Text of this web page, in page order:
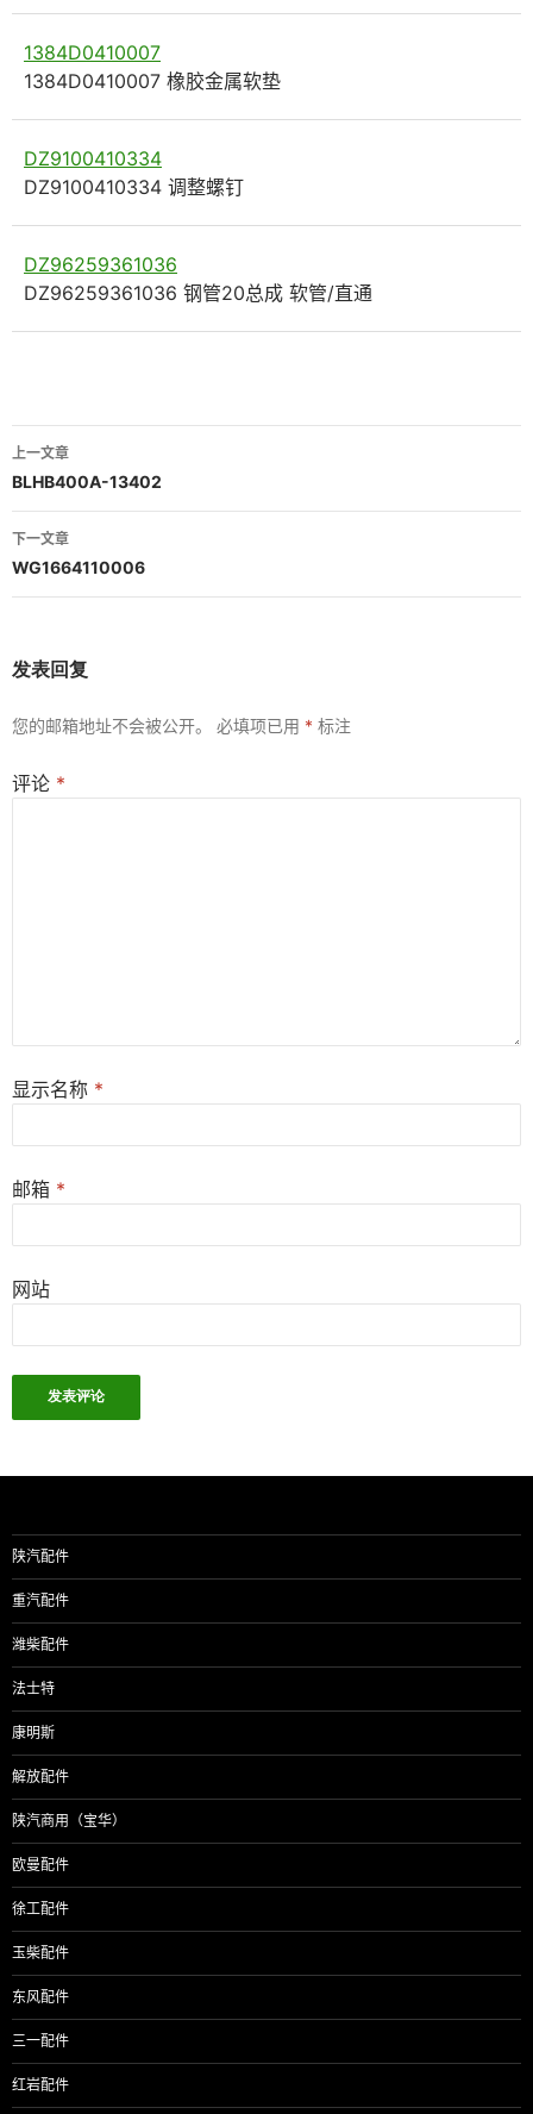
1384D0410007
1384D0410007 橡胶金属软垫
DZ9100410334
DZ9100410334 调整螺钉
DZ96259361036
DZ96259361036 钢管20总成 软管/直通
文
章
导
航
上一文章
BLHB400A-13402
下一文章
WG1664110006
发表回复
您的邮箱地址不会被公开。 必填项已用 * 标注
评论 *
显示名称 *
邮箱 *
网站
陕汽配件
重汽配件
潍柴配件
法士特
康明斯
解放配件
陕汽商用（宝华）
欧曼配件
徐工配件
玉柴配件
东风配件
三一配件
红岩配件